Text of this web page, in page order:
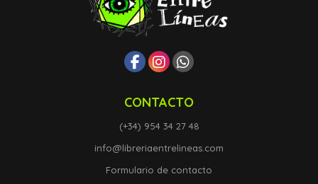
CONTACTO
(+34) 954 34 27 48
info@libreriaentrelineas.com
Formulario de contacto